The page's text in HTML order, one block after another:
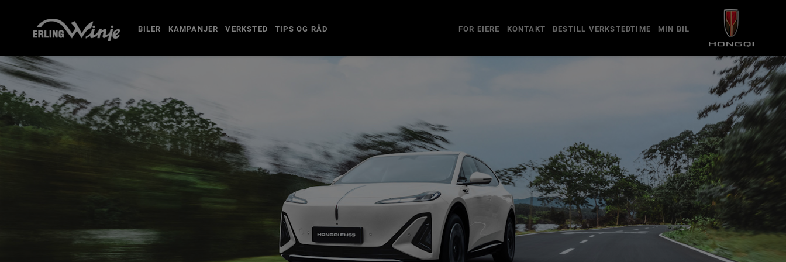
BILER KAMPANJER VERKSTED TIPS OG RÅD FOR EIERE KONTAKT BESTILL VERKSTEDTIME MIN BIL
TIPS OG RÅD
FOR EIERE
KONTAKT
BESTILL VERKSTEDTIME